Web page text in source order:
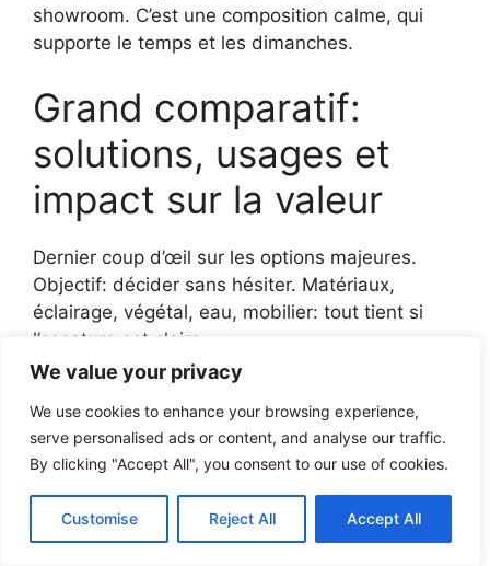
We value your privacy
We use cookies to enhance your browsing experience,
serve personalised ads or content, and analyse our traffic.
By clicking "Accept All", you consent to our use of cookies.
Customise Reject All Accept All
showroom. C’est une composition calme, qui
supporte le temps et les dimanches.
Grand comparatif:
solutions, usages et
impact sur la valeur
Dernier coup d’œil sur les options majeures.
Objectif: décider sans hésiter. Matériaux,
éclairage, végétal, eau, mobilier: tout tient si
l’ossature est claire.
Solution
Pourquoi ça
marche
Impact valeur
Grès cérame
2 cm sur
plots
Planéité,
drainage,
maintenance
Hausse de
l’attractivité à
la revente